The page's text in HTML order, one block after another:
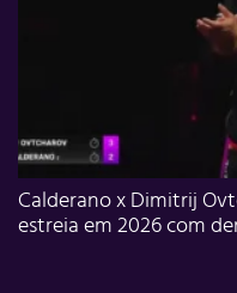
Calderano x Dimitrij
estreia em 2026 com